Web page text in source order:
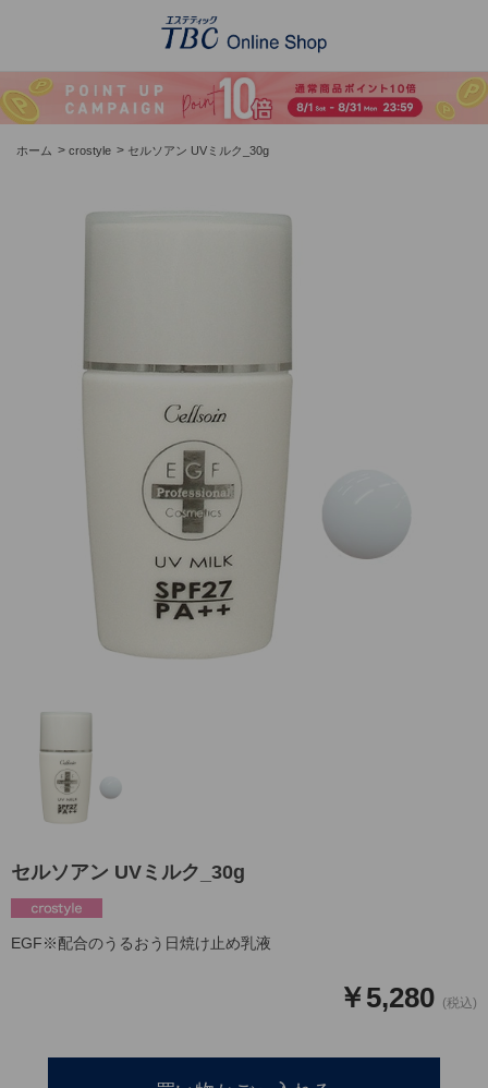
ホーム > crostyle > セルソアン UVミルク_30g
セルソアン UVミルク_30g
EGF※配合のうるおう日焼け止め乳液
￥5,280